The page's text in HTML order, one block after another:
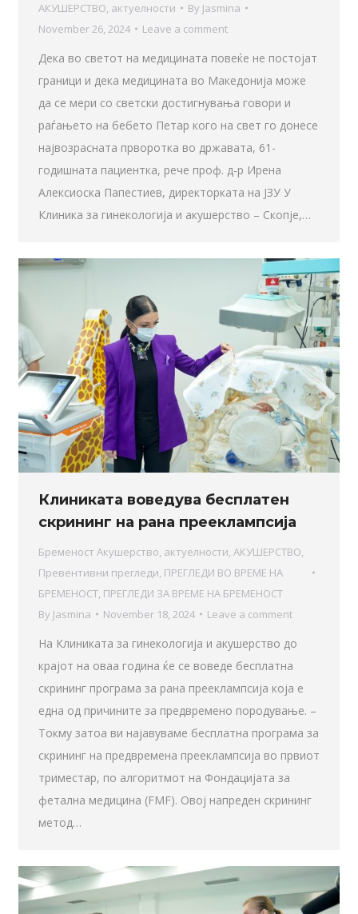
АКУШЕРСТВО, актуелности By Jasmina
November 26, 2024
Leave a comment
Дека во светот на медицината повеќе не постојат
граници и дека медицината во Македонија може
да се мери со светски достигнувања говори и
раѓањето на бебето Петар кого на свет го донесе
највозрасната прворотка во државата, 61-
годишната пациентка, рече проф. д-р Ирена
Алексиоска Папестиев, директорката на ЈЗУ У
Клиника за гинекологија и акушерство – Скопје,…
Клиниката воведува бесплатен
скрининг на рана прееклампсија
Бременост Акушерство, актуелности, АКУШЕРСТВО,
Превентивни прегледи, ПРЕГЛЕДИ ВО ВРЕМЕ НА
БРЕМЕНОСТ, ПРЕГЛЕДИ ЗА ВРЕМЕ НА БРЕМЕНОСТ
By Jasmina November 18, 2024 Leave a comment
На Клиниката за гинекологија и акушерство до
крајот на оваа година ќе се воведе бесплатна
скрининг програма за рана прееклампсија која е
една од причините за предвремено породување. –
Токму затоа ви најавуваме бесплатна програма за
скрининг на предвремена прееклампсија во првиот
триместар, по алгоритмот на Фондацијата за
фетална медицина (FMF). Овој напреден скрининг
метод…